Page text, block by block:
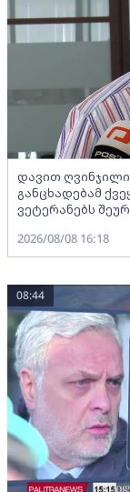
დავით
განცხადებამ
ვეტერანებს
2026/08/08 16:18
08:44